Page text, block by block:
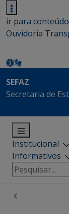
ir para conteúdo
Ouvidoria
SEFAZ
Secretaria de
Institucional
Informativos
Pesquisar
por: